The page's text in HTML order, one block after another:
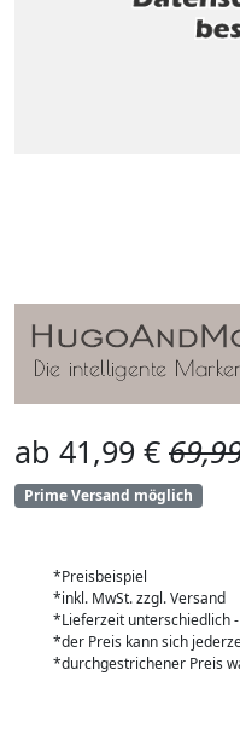
ab 41,99 €
Prime Versand möglich
*Preisbeispiel
*inkl. MwSt. zzgl. Versand
*Lieferzeit unterschiedlich
*der Preis kann sich
*durchgestrichener Preis